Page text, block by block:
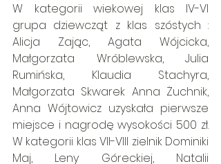
W kategorii wiekowej klas IV-VI
grupa dziewcząt z klas szóstych :
Alicja Zając, Agata Wójcicka,
Małgorzata Wróblewska, Julia
Rumińska, Klaudia Stachyra,
Małgorzata Skwarek Anna Żuchnik,
Anna Wójtowicz uzyskała pierwsze
miejsce i nagrodę wysokości 500 zł.
W kategorii klas VII-VIII zielnik Dominiki
Maj, Leny Góreckiej, Natalii